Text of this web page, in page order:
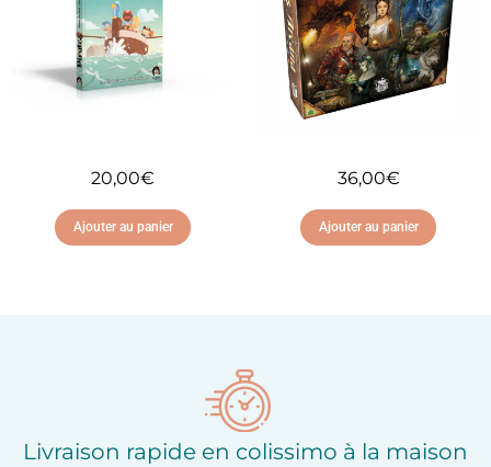
20,00€
Ajouter au panier
36,00€
Ajouter au panier
Livraison rapide en colissimo à la maison